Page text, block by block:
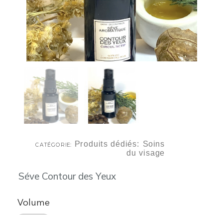
CATÉGORIE Produits dédiés: Soins
du visage
Séve Contour des Yeux
Volume